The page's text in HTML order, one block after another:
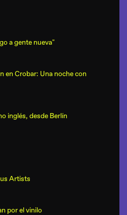
a gente nueva"
en Crobar: Una noche con
inglés, desde Berlín
Artists
por el vinilo